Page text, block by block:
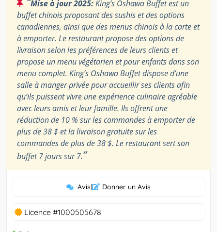
Mise à jour 2025:King’s Oshawa Buffet est un
buffet chinois proposant des sushis et des options
canadiennes, ainsi que des menus chinois à la carte et
à emporter. Le restaurant propose des options de
livraison selon les préférences de leurs clients et
propose un menu végétarien et pour enfants dans son
menu complet. King’s Oshawa Buffet dispose d’une
salle à manger privée pour accueillir ses clients afin
qu’ils puissent vivre une expérience culinaire agréable
avec leurs amis et leur famille. Ils offrent une
réduction de 10 % sur les commandes à emporter de
plus de 38 $ et la livraison gratuite sur les
commandes de plus de 38 $. Le restaurant sert son
buffet 7 jours sur 7.”
Avis| Donner un Avis
Licence #1000505678